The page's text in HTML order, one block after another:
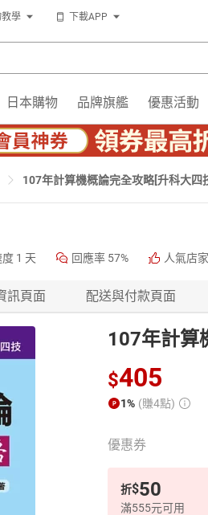
教學 下載APP
日本購物 品牌旗艦 優惠活動
107年計算機概論完全攻略[升科大四
度 1 天 回應率 57% 人氣店家
訊頁面 配送與付款頁面
107年計算
$405
1% (賺4點)
優惠券
折$50
滿555元可用